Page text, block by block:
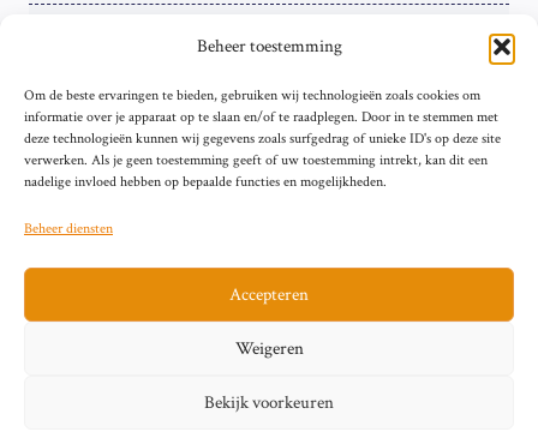
Beheer toestemming
Om de beste ervaringen te bieden, gebruiken wij technologieën zoals cookies om
informatie over je apparaat op te slaan en/of te raadplegen. Door in te stemmen met
deze technologieën kunnen wij gegevens zoals surfgedrag of unieke ID's op deze site
verwerken. Als je geen toestemming geeft of uw toestemming intrekt, kan dit een
nadelige invloed hebben op bepaalde functies en mogelijkheden.
Beheer diensten
Accepteren
Weigeren
Bekijk voorkeuren
ZAKELIJK
Hardnekkige Inflatie bij de ‘Grote Vier’
van de Eurozone
Mei 29, 2026
Sitemap Contact Privacybeleid (EU)
Impressum
Cookiebeleid (EU)